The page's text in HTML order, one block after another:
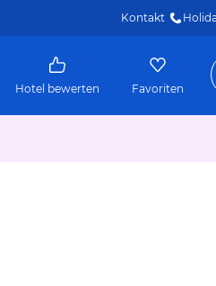
Kontakt
Hotel bewerten Favoriten